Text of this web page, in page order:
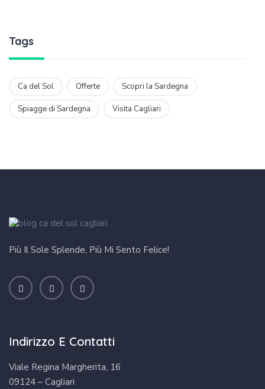
Tags
Ca del Sol Offerte Scopri la Sardegna
Spiagge di Sardegna Visita Cagliari
Più Il Sole Splende, Più Mi Sento Felice!
Indirizzo E Contatti
Viale Regina Margherita, 16
09124 – Cagliari